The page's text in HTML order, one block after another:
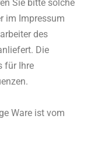
Sie bitte solche
im Impressum
des
Die
für Ihre
Ware ist vom